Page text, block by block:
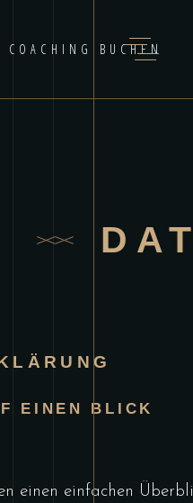
COACHING BUCHEN
EINEN BLICK
einen einfachen